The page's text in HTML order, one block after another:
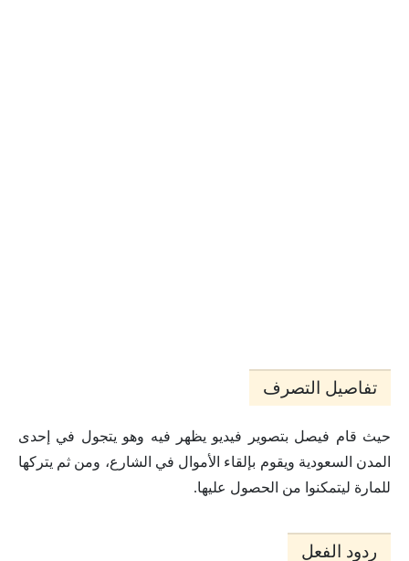
تفاصيل التصرف
حيث قام فيصل بتصوير فيديو يظهر فيه وهو يتجول في إحدى
المدن السعودية ويقوم بإلقاء الأموال في الشارع، ومن ثم يتركها
للمارة ليتمكنوا من الحصول عليها.
ردود الفعل